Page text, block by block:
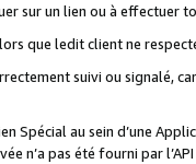
sur un lien ou à
que ledit client ne
suivi ou signalé,
Spécial au sein d’une
n’a pas été fourni par